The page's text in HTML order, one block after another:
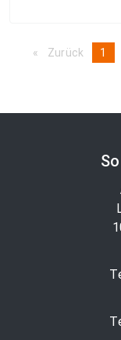
Zurück page1